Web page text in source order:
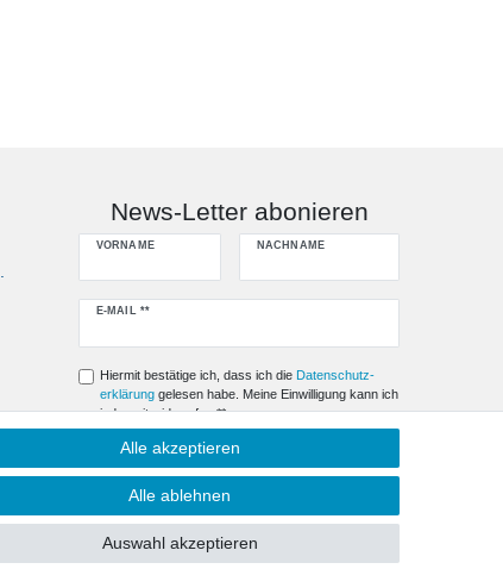
News-Letter abonieren
VORNAME NACHNAME
E-MAIL **
Newsletter
Hiermit bestätige ich, dass ich die Daten­schutz­
erklärunggelesen habe. Meine Einwilligung kann ich
jederzeit widerrufen.**
Abonnieren
Alle akzeptieren
Alle ablehnen
Auswahl akzeptieren